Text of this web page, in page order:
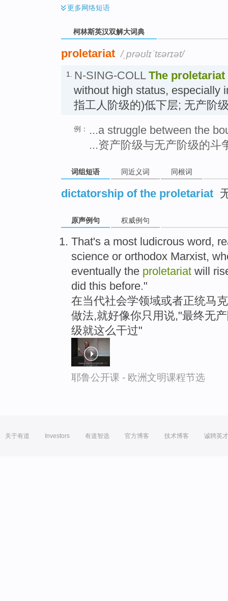
更多网络短语
柯林斯英汉双解大词典
proletariat /ˌprəʊlɪˈtɛərɪət/
1. N-SING-COLL The proletariat
without high status, especially
指工人阶级的)低下层; 无产阶
例：
...a struggle between the
...资产阶级与无产阶级的斗
词组短语 同近义词 同根词
dictatorship of the proletariat
原声例句 权威例句
That's a most ludicrous word,
science or orthodox Marxist,
eventually the proletariat will
did this before."
在当代社会学领域或者正统马
做法,就好像你只用说,"最终无
级就这么干过"
耶鲁公开课 - 欧洲文明课程节选
关于有道 Investors 有道智选 官方博客 技术博客 诚聘英才